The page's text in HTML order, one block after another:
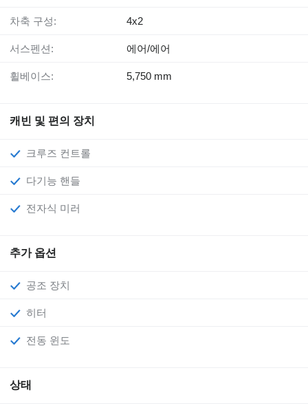
차축 구성: 4x2
서스펜션: 에어/에어
휠베이스: 5,750 mm
캐빈 및 편의 장치
크루즈 컨트롤
다기능 핸들
전자식 미러
추가 옵션
공조 장치
히터
전동 윈도
상태